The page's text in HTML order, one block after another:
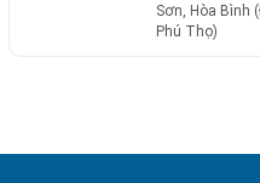
Sơn, Hòa Bình
Phú Thọ)